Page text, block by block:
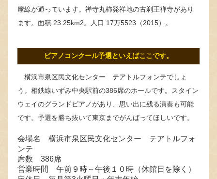
摩線が通っています。禅寺丸柿発祥地の古刹王禅寺があり
ます。面積 23.25km2。人口 17万5523（2015）。
ピアノコンクール予選といえばここです。
横浜市泉区民文化センター テアトルフォンテでしょ
う。相鉄線いずみ中央駅前の386席のホールです。スタイン
ウェイのグランドピアノがあり、思い出に残る演奏も可能
です。予選を勝ち抜いて東京までがんばってほしいです。
会場名 横浜市泉区民文化センター テアトルフォ
ンテ
席数 386席
営業時間 午前９時～午後１０時（休館日を除く）